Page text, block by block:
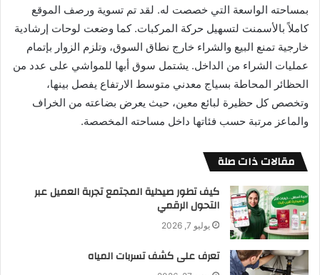
بمساحته الواسعة التي خصصت له. لقد تم تسوية ورصف الموقع
كاملاً بالأسمنت لتسهيل حركة المركبات. كما وضعت لوحات إرشادية
خارجية تمنع البيع والشراء خارج نطاق السوق، وتلزم الزوار بإتمام
عمليات الشراء من الداخل. يشتمل سوق أبها للمواشي على عدد من
الحظائر المحاطة بسياج معدني متوسط الارتفاع يفصل بينها،
وتخصص كل حظيرة لبائع معين، حيث يعرض بضاعته من الخراف
والماعز مرتبة حسب فئاتها داخل مساحته المخصصة.
مقالات ذات صلة
كيف تطور صيدلية المجتمع تجربة العميل عبر
التحول الرقمي
يوليو 7, 2026
تعرف على كشف تسربات المياه